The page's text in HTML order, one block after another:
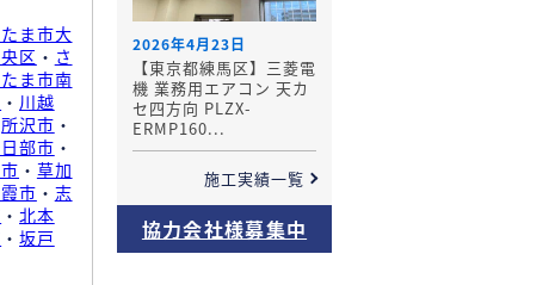
ま市大
区 ・ さ
ま市南
・ 川越
所沢市 ・
部市 ・
・ 草加
市 ・ 志
・北本
・坂戸
2026年4月23日
【東京都練馬区】三菱電
機 業務用エアコン 天カ
セ四方向 PLZX-
ERMP160...
施工実績一覧
協力会社様募集中